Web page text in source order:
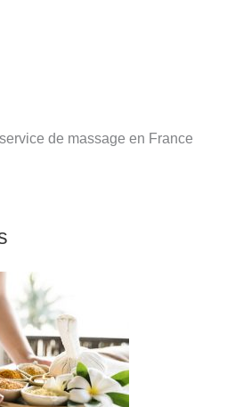
de massage en France